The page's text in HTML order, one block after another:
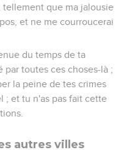
tellement que ma jalousie
et ne me courroucerai
du temps de ta
par toutes ces choses-là ;
la peine de tes crimes
; et tu n'as pas fait cette
autres villes